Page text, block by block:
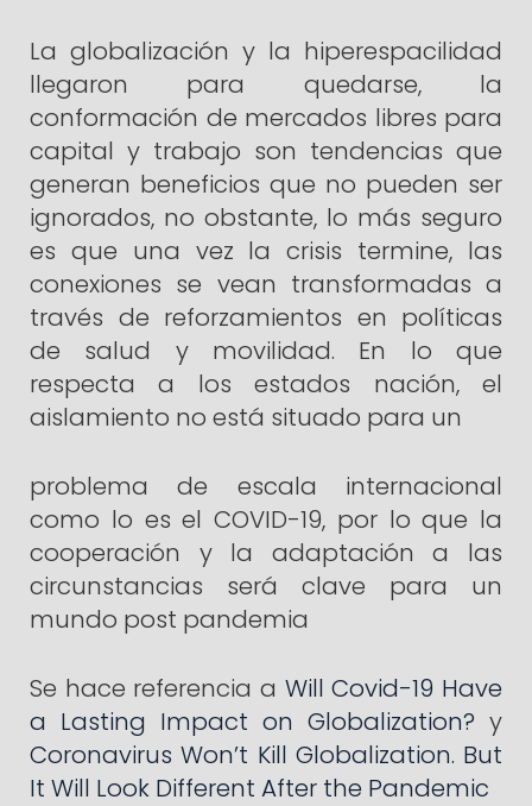
La globalización y la hiperespacilidad
llegaron para quedarse, la
conformación de mercados libres para
capital y trabajo son tendencias que
generan beneficios que no pueden ser
ignorados, no obstante, lo más seguro
es que una vez la crisis termine, las
conexiones se vean transformadas a
través de reforzamientos en políticas
de salud y movilidad. En lo que
respecta a los estados nación, el
aislamiento no está situado para un
problema de escala internacional
como lo es el COVID-19, por lo que la
cooperación y la adaptación a las
circunstancias será clave para un
mundo post pandemia
Se hace referencia a Will Covid-19 Have
a Lasting Impact on Globalization? y
Coronavirus Won’t Kill Globalization. But
It Will Look Different After the Pandemic